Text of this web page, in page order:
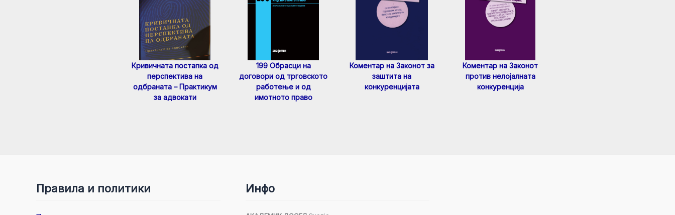
Кривичната постапка од
перспектива на
одбраната – Практикум
за адвокати
199 Обрасци на
договори од трговското
работење и од
имотното право
Коментар на Законот за
заштита на
конкуренцијата
Коментар на Законот
против нелојалната
конкуренција
Правила и политики Инфо